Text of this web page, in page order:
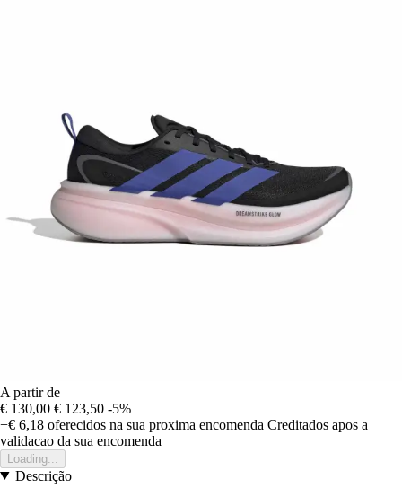
A partir de
€ 130,00 € 123,50 -5%
+€ 6,18 oferecidos na sua proxima encomenda Creditados apos a
validacao da sua encomenda
Loading...
Descrição